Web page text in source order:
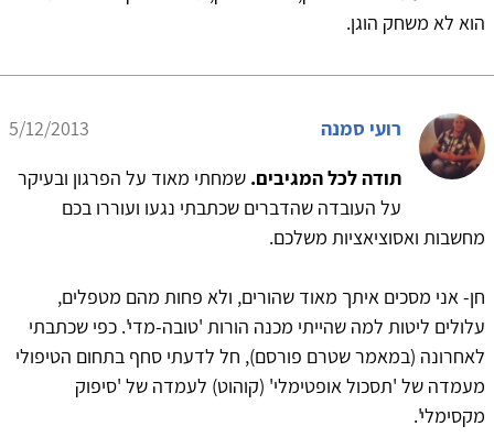
הוא לא משחק הוגן.
רועי סמנה
5/12/2013
תודה לכל המגיבים. שמחתי מאוד על הפרגון ובעיקר
על העובדה שהדברים שכתבתי נגעו ועוררו בכם
מחשבות ואסוציאציות משלכם.
חן- אני מסכים איתך מאוד שהורים, ולא פחות מהם מטפלים,
עלולים ליטות למה שהייתי מכנה הורות 'טובה-מדי'. כפי שכתבתי
לאחרונה (במאמר שטרם פורסם), חל לדעתי סחף בתחום הטיפולי
מעמדה של 'תסכול אופטימלי' (קוהוט) לעמדה של 'סיפוק
מקסימלי'.